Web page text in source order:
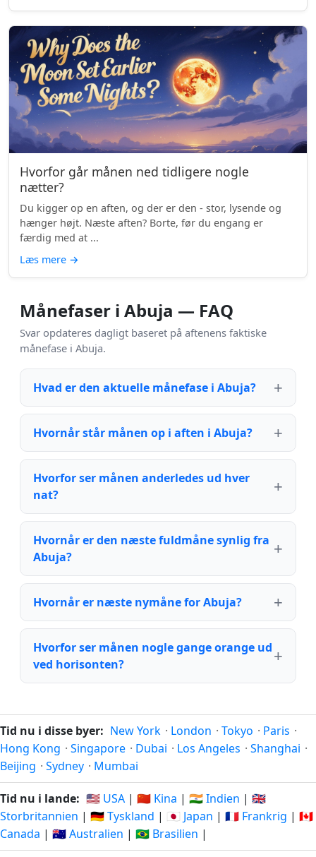
Hvorfor går månen ned tidligere nogle
nætter?
Du kigger op en aften, og der er den - stor, lysende og
hænger højt. Næste aften? Borte, før du engang er
færdig med at ...
Læs mere →
Månefaser i Abuja — FAQ
Svar opdateres dagligt baseret på aftenens faktiske
månefase i Abuja.
Hvad er den aktuelle månefase i Abuja?
Hvornår står månen op i aften i Abuja?
Hvorfor ser månen anderledes ud hver
nat?
Hvornår er den næste fuldmåne synlig fra
Abuja?
Hvornår er næste nymåne for Abuja?
Hvorfor ser månen nogle gange orange ud
ved horisonten?
Tid nu i disse byer: New York · London · Tokyo · Paris ·
Hong Kong · Singapore · Dubai · Los Angeles · Shanghai ·
Beijing · Sydney · Mumbai
Tid nu i lande: 🇺🇸 USA | 🇨🇳 Kina | 🇮🇳 Indien | 🇬🇧
Storbritannien | 🇩🇪 Tyskland | 🇯🇵 Japan | 🇫🇷 Frankrig | 🇨🇦
Canada | 🇦🇺 Australien | 🇧🇷 Brasilien |